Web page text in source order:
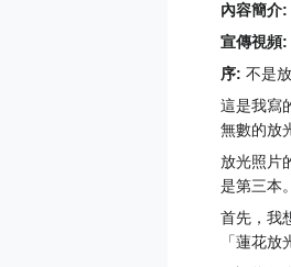
內容簡介:
宣傳視頻:
序: 不是
這是我寫
無數的放
放光照片
是第三本。
首先，我
「蓮花